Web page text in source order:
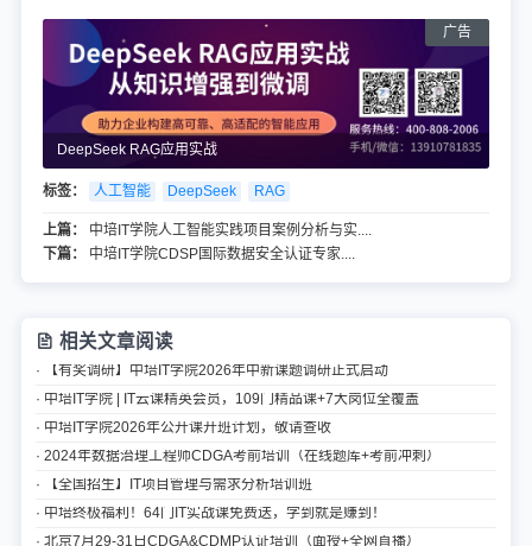
DeepSeek RAG应用实战
标签： 人工智能 DeepSeek RAG
上篇：
中培IT学院人工智能实践项目案例分析与实....
下篇：
中培IT学院CDSP国际数据安全认证专家....
相关文章阅读
· 【有奖调研】中培IT学院2026年中新课题调研正式启动
· 中培IT学院 | IT云课精英会员，109门精品课+7大岗位全覆盖
· 中培IT学院2026年公开课开班计划，敬请查收
· 2024年数据治理工程师CDGA考前培训（在线题库+考前冲刺）
· 【全国招生】IT项目管理与需求分析培训班
· 中培终极福利！64门IT实战课免费送，学到就是赚到！
· 北京7月29-31日CDGA&CDMP认证培训（面授+全网直播）